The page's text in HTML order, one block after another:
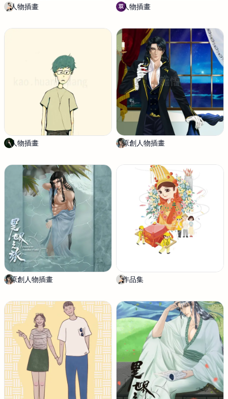
L
Y
人物插畫 双 双
設
計
人物插畫
k
o
c
h
u
a
n
g
人物插畫
龍
原創人物插畫
龍
原創人物插畫
L
Y
u
作品集